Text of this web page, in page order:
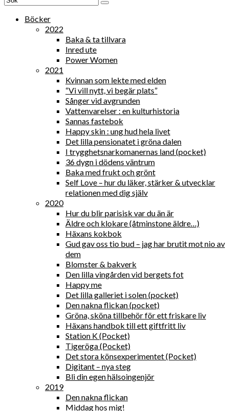
Böcker
2022
Baka & ta tillvara
Inred ute
Power Women
2021
Kvinnan som lekte med elden
“Vi vill nytt, vi begär plats”
Sånger vid avgrunden
Vattenvarelser : en kulturhistoria
Sannas fastebok
Happy skin : ung hud hela livet
Det lilla pensionatet i gröna dalen
I trygghetsnarkomanernas land (pocket)
36 dygn i dödens väntrum
Baka med frukt och grönt
Self Love – hur du läker, stärker & utvecklar
relationen med dig själv
2020
Hur du blir parisisk var du än är
Äldre och klokare (åtminstone äldre…)
Häxans kokbok
Gud gav oss tio bud – jag har brutit mot nio av
dem
Blomster & bakverk
Den lilla vingården vid bergets fot
Happy me
Det lilla galleriet i solen (pocket)
Den nakna flickan (pocket)
Gröna, sköna tillbehör för ett friskare liv
Häxans handbok till ett giftfritt liv
Station K (Pocket)
Tigeröga (Pocket)
Det stora könsexperimentet (Pocket)
Digitant – nya steg
Bli din egen hälsoingenjör
2019
Den nakna flickan
Middag hos mig!